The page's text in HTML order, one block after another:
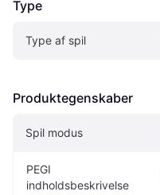
Type
Type af spil
Produktegenskaber
Spil modus
PEGI
indholdsbeskrivelse